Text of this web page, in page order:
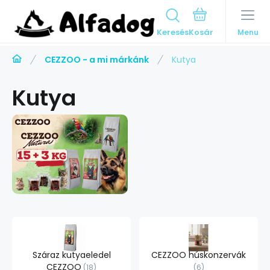
Keresés Menu
CEZZOO - a mi márkánk Kutya
Kutya
Száraz kutyaeledel
CEZZOO 18
CEZZOO húskonzervák
6